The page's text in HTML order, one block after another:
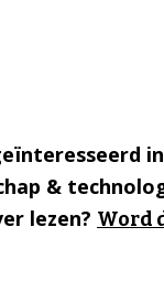
&
lezen? Word